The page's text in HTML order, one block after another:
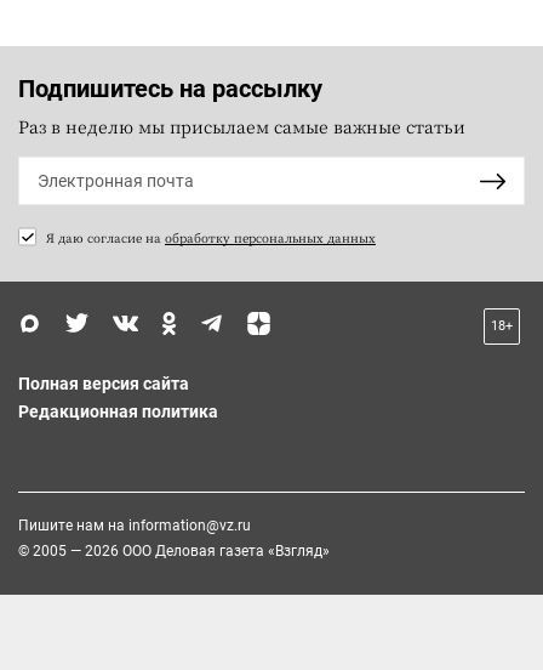
Подпишитесь на рассылку
Раз в неделю мы присылаем самые важные статьи
Я даю согласие на обработку персональных данных
18+
Полная версия сайта
Редакционная политика
Пишите нам на information@vz.ru
© 2005 — 2026 ООО Деловая газета «Взгляд»